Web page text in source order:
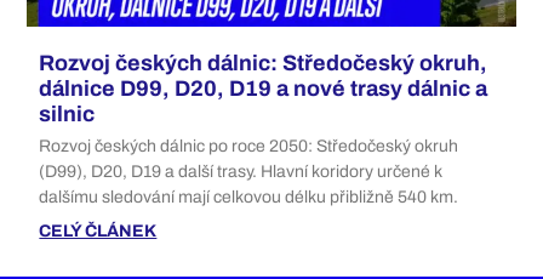
Rozvoj českých dálnic: Středočeský okruh,
dálnice D99, D20, D19 a nové trasy dálnic a
silnic
Rozvoj českých dálnic po roce 2050: Středočeský okruh
(D99), D20, D19 a další trasy. Hlavní koridory určené k
dalšímu sledování mají celkovou délku přibližně 540 km.
CELÝ ČLÁNEK